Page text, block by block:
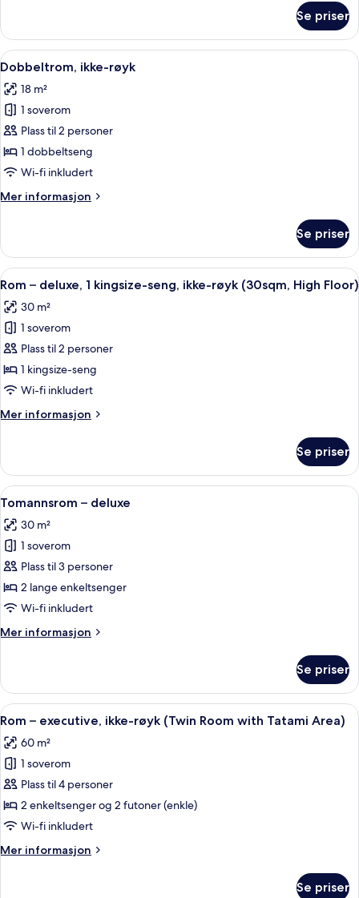
sovesofa,
ikke-
røyk
(for
3
people,
20sqm)
–
superior,
1
seng
med
ikke-
røyk
(for
people,
Se priser
Åpne
alle
bildene
av
Dobbeltrom,
ikke-
røyk
Safe på rommet,
4
Dobbeltrom, ikke-røyk
18 m²
1 soverom
Plass til 2 personer
1 dobbeltseng
Wi-fi inkludert
Mer informasjon
Mer
ikke-
røyk
Se priser
Åpne
alle
bildene
av
Rom
–
deluxe,
kingsize-
røyk
(30sqm,
High
Floor)
Rom – deluxe, 1 kingsize-seng,
5
Rom – deluxe, 1 kingsize-seng, ikke-røyk (30sqm, High Floor)
30 m²
1 soverom
Plass til 2 personer
1 kingsize-seng
Wi-fi inkludert
Mer informasjon
Mer
–
deluxe,
1
seng,
ikke-
(30sqm,
High
Floor)
Se priser
Åpne
alle
bildene
av
Tomannsrom
–
deluxe
Safe på rommet,
7
Tomannsrom – deluxe
30 m²
1 soverom
Plass til 3 personer
2 lange enkeltsenger
Wi-fi inkludert
Mer informasjon
Mer
–
deluxe
Se priser
Åpne
alle
bildene
av
Rom
–
executive,
røyk
Rom – executive, ikke-røyk (Twin
7
Rom – executive, ikke-røyk (Twin Room with Tatami Area)
60 m²
1 soverom
Plass til 4 personer
2 enkeltsenger og 2 futoner (enkle)
Wi-fi inkludert
Mer informasjon
Mer
Se priser